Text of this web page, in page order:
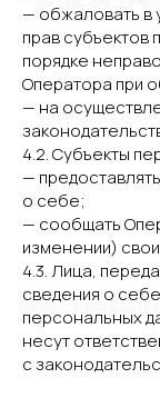
— обжаловать в
прав субъектов
порядке
Оператора при
— на
4.2. Субъекты
—
о себе;
— сообщать
изменении)
4.3. Лица,
сведения о
персональных
несут
с